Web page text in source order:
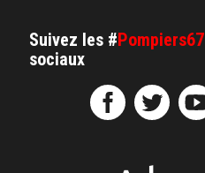
Suivez les #Pompiers67
sociaux